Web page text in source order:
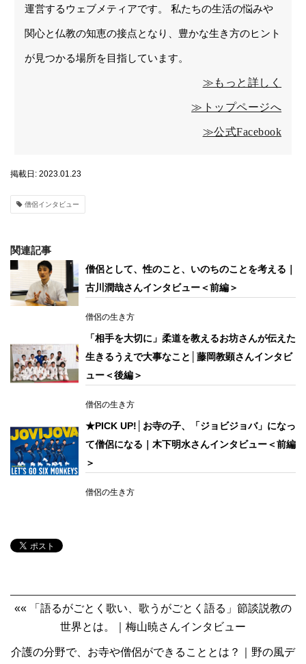
運営するウェブメティアです。 私たちの生活の悩みや
関心と仏教の知恵の接点となり、豊かな生き方のヒント
が見つかる場所を目指しています。
≫もっと詳しく
≫トップページへ
≫公式Facebook
掲載日: 2023.01.23
僧侶インタビュー
関連記事
僧侶として、性のこと、いのちのことを考える｜
古川潤哉さんインタビュー＜前編＞
僧侶の生き方
「相手を大切に」柔道を教えるお坊さんが伝えた
生きるうえで大事なこと│藤岡教顕さんインタビ
ュー＜後編＞
僧侶の生き方
★PICK UP!│お寺の子、「ジョビジョバ」になっ
て僧侶になる｜木下明水さんインタビュー＜前編
＞
僧侶の生き方
«« 「語るがごとく歌い、歌うがごとく語る」節談説教の
世界とは。｜梅山暁さんインタビュー
介護の分野で、お寺や僧侶ができることとは？｜野の風デ